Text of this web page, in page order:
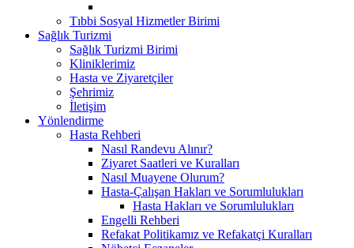
Tıbbi Sosyal Hizmetler Birimi
Sağlık Turizmi
Sağlık Turizmi Birimi
Kliniklerimiz
Hasta ve Ziyaretçiler
Şehrimiz
İletişim
Yönlendirme
Hasta Rehberi
Nasıl Randevu Alınır?
Ziyaret Saatleri ve Kuralları
Nasıl Muayene Olurum?
Hasta-Çalışan Hakları ve Sorumlulukları
Hasta Hakları ve Sorumlulukları
Engelli Rehberi
Refakat Politikamız ve Refakatçi Kuralları